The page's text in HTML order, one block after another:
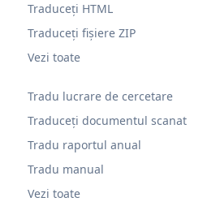
Tradu lucrare de cercetare
Traduceți documentul scanat
Tradu raportul anual
Tradu manual
Vezi toate
Traduceți HTML
Traduceți fișiere ZIP
Vezi toate